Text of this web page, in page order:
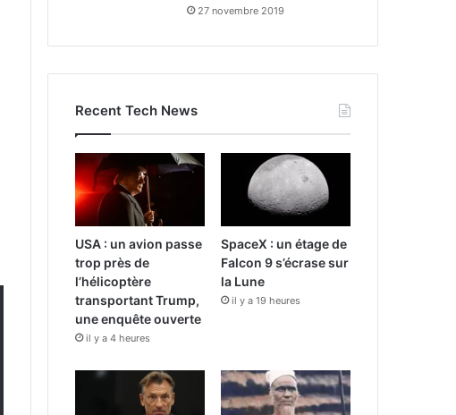
27 novembre 2019
Recent Tech News
USA : un avion passe
trop près de
l’hélicoptère
transportant Trump,
une enquête ouverte
il y a 4 heures
SpaceX : un étage de
Falcon 9 s’écrase sur
la Lune
il y a 19 heures